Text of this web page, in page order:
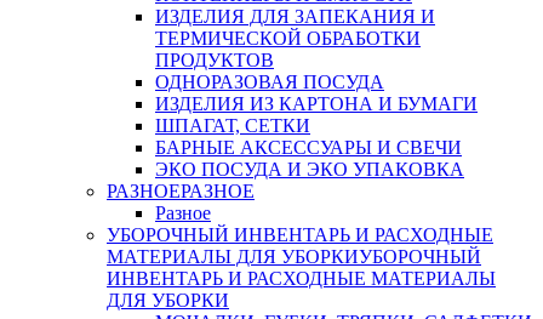
ИЗДЕЛИЯ ДЛЯ ЗАПЕКАНИЯ И
ТЕРМИЧЕСКОЙ ОБРАБОТКИ
ПРОДУКТОВ
ОДНОРАЗОВАЯ ПОСУДА
ИЗДЕЛИЯ ИЗ КАРТОНА И БУМАГИ
ШПАГАТ, СЕТКИ
БАРНЫЕ АКСЕССУАРЫ И СВЕЧИ
ЭКО ПОСУДА И ЭКО УПАКОВКА
РАЗНОЕРАЗНОЕ
Разное
УБОРОЧНЫЙ ИНВЕНТАРЬ И РАСХОДНЫЕ
МАТЕРИАЛЫ ДЛЯ УБОРКИУБОРОЧНЫЙ
ИНВЕНТАРЬ И РАСХОДНЫЕ МАТЕРИАЛЫ
ДЛЯ УБОРКИ